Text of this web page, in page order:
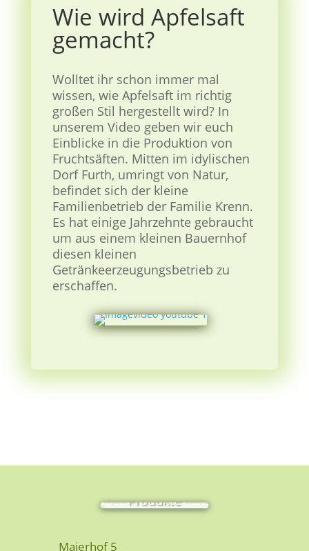
Wie wird Apfelsaft
gemacht?
Wolltet ihr schon immer mal
wissen, wie Apfelsaft im richtig
großen Stil hergestellt wird? In
unserem Video geben wir euch
Einblicke in die Produktion von
Fruchtsäften. Mitten im idylischen
Dorf Furth, umringt von Natur,
befindet sich der kleine
Familienbetrieb der Familie Krenn.
Es hat einige Jahrzehnte gebraucht
um aus einem kleinen Bauernhof
diesen kleinen
Getränkeerzeugungsbetrieb zu
erschaffen.
Produkte
Maierhof 5